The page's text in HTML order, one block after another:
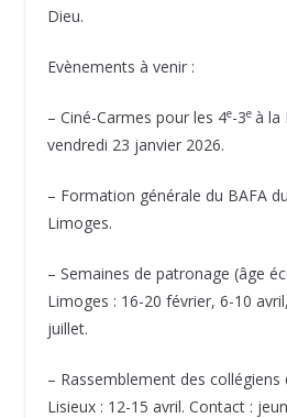
Dieu.
Evènements à venir :
– Ciné-Carmes pour les 4e-3e à la
vendredi 23 janvier 2026.
– Formation générale du BAFA
Limoges.
– Semaines de patronage (âge
Limoges : 16-20 février, 6-10
juillet.
– Rassemblement des collégiens
Lisieux : 12-15 avril. Contact :